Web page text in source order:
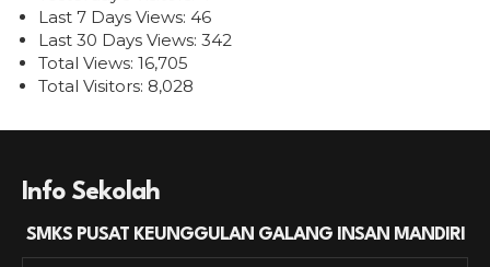
Last 7 Days Views: 46
Last 30 Days Views: 342
Total Views: 16,705
Total Visitors: 8,028
Info Sekolah
SMKS PUSAT KEUNGGULAN GALANG INSAN MANDIRI